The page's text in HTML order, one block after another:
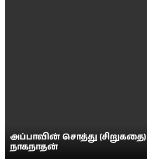
அப்பாவின் சொத்து
நாகநாதன்